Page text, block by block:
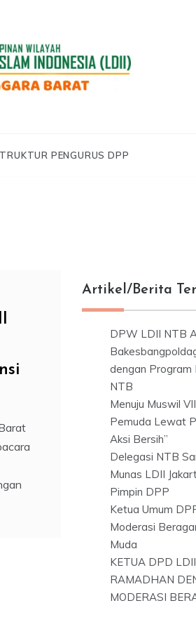
PENGURUS DPP
Artikel/Berita
DPW LDII NTB
dengan Program
NTB
Menuju Muswil
Pemuda Lewat
Aksi Bersih”
Delegasi NTB
Munas LDII
Pimpin DPP
Ketua Umum
Moderasi
Muda
KETUA DPD
RAMADHAN
MODERASI